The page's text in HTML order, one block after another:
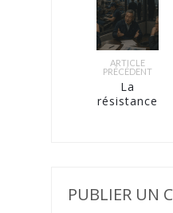
ARTICLE
PRÉCÉDENT
La
résistance
PUBLIER UN